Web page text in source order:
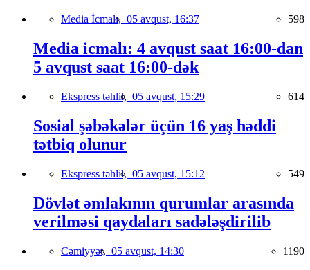
Media İcmalı, 05 avqust, 16:37 598
Media icmalı: 4 avqust saat 16:00-dan
5 avqust saat 16:00-dək
Ekspress təhlil, 05 avqust, 15:29 614
Sosial şəbəkələr üçün 16 yaş həddi
tətbiq olunur
Ekspress təhlil, 05 avqust, 15:12 549
Dövlət əmlakının qurumlar arasında
verilməsi qaydaları sadələşdirilib
Cəmiyyət, 05 avqust, 14:30 1190